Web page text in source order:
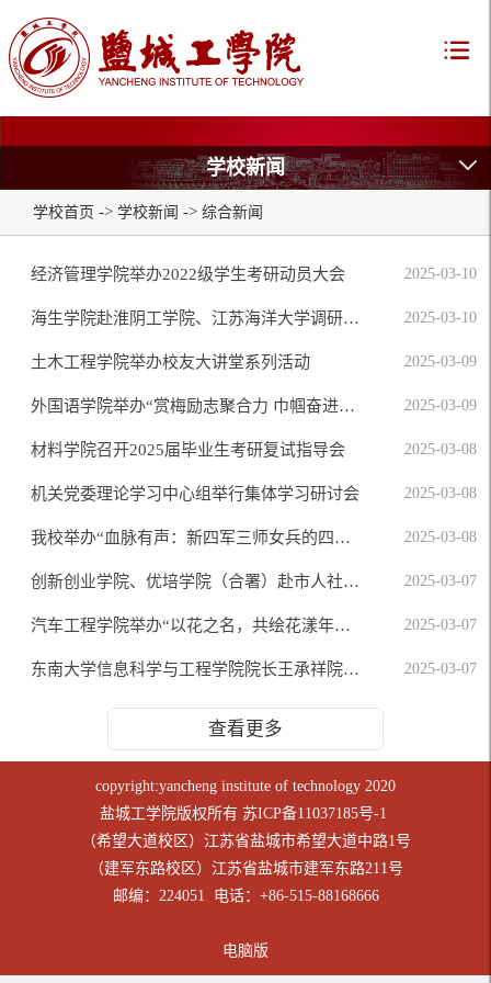
学校新闻
学校首页 -> 学校新闻 -> 综合新闻
经济管理学院举办2022级学生考研动员大会 2025-03-10
海生学院赴淮阴工学院、江苏海洋大学调研工程教育专业认证工作 2025-03-10
土木工程学院举办校友大讲堂系列活动 2025-03-09
外国语学院举办“赏梅励志聚合力 巾帼奋进绽芳华——庆三·八”党群共建活动 2025-03-09
材料学院召开2025届毕业生考研复试指导会 2025-03-08
机关党委理论学习中心组举行集体学习研讨会 2025-03-08
我校举办“血脉有声：新四军三师女兵的四重时空对话”宣讲活动 2025-03-08
创新创业学院、优培学院（合署）赴市人社局劳动就业中心调研交流 2025-03-07
汽车工程学院举办“以花之名，共绘花漾年华”插花活动 2025-03-07
东南大学信息科学与工程学院院长王承祥院士应邀来校作报告 2025-03-07
查看更多
copyright:yancheng institute of technology 2020
盐城工学院版权所有 苏ICP备11037185号-1
（希望大道校区）江苏省盐城市希望大道中路1号
（建军东路校区）江苏省盐城市建军东路211号
邮编：224051 电话：+86-515-88168666
电脑版